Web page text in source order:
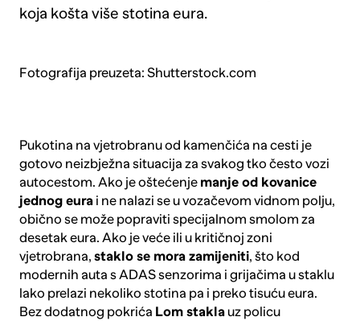
koja košta više stotina eura.
Fotografija preuzeta: Shutterstock.com
Pukotina na vjetrobranu od kamenčića na cesti je
gotovo neizbježna situacija za svakog tko često vozi
autocestom. Ako je oštećenje manje od kovanice
jednog eurai ne nalazi se u vozačevom vidnom polju,
obično se može popraviti specijalnom smolom za
desetak eura. Ako je veće ili u kritičnoj zoni
vjetrobrana, staklo se mora zamijeniti, što kod
modernih auta s ADAS senzorima i grijačima u staklu
lako prelazi nekoliko stotina pa i preko tisuću eura.
Bez dodatnog pokrića Lom staklauz policu